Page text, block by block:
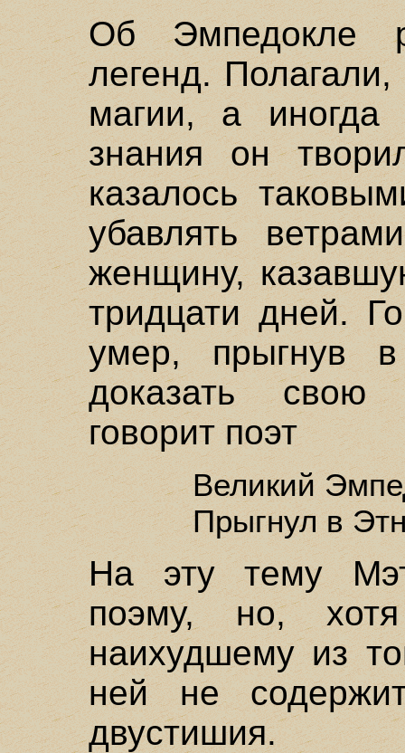
Об Эмпедокле
легенд.
магии, а иногда
знания он
казалось
убавлять
женщину,
тридцати дней.
умер, прыгнув
доказать свою
говорит поэт
Великий
Прыгнул в
На эту тему
поэму, но,
наихудшему из
ней не
двустишия.